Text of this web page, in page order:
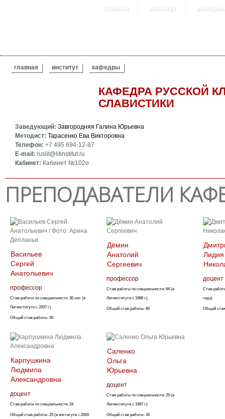
главная институт
ВЫ ЗДЕСЬ
главная институт кафедры
КАФЕДРА РУССКОЙ
СЛАВИСТИКИ
Заведующий: Завгородняя Галина Юрьевна
Методист: Тарасенко Ева Викторовна
Телефон: +7 495 694-12-87
E-mail: ruslit@litinstitut.ru
Кабинет: Кабинет №102о
ПРЕПОДАВАТЕЛИ
Васильев
Сергей
Анатольевич
профессор
Стаж работы по специальности: 30 лет (в
Литинституте с 2007 г.)
Общий стаж работы: 30
Дёмин
Анатолий
Сергеевич
профессор
Стаж работы по специальности: 66 (в
Литинституте с 1986 г.).
Общий стаж работы: 66
Лидия
доцент
Стаж
года)
Общий
Карпушкина
Людмила
Александровна
доцент
Стаж работы по специальности: 24
Общий стаж работы: 25 (в институте с 2000
Саленко
Ольга
Юрьевна
доцент
Стаж работы по специальности: 29 (в
Литинституте с 1997 г.)
Общий стаж работы: 34